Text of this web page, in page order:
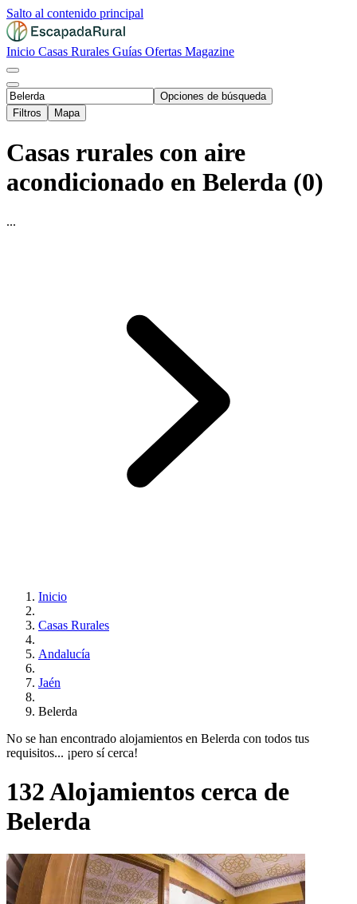
Salto al contenido principal
Inicio Casas Rurales Guías Ofertas Magazine
Opciones de búsqueda
Filtros
Mapa
Casas rurales con aire
acondicionado en Belerda (0)
...
Inicio
Casas Rurales
Andalucía
Jaén
Belerda
No se han encontrado alojamientos en Belerda con todos tus
requisitos... ¡pero sí cerca!
132 Alojamientos cerca de
Belerda